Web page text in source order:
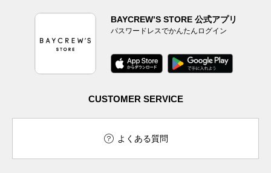
BAYCREW’S STORE 公式アプリ
パスワードレスでかんたんログイン
CUSTOMER SERVICE
よくある質問